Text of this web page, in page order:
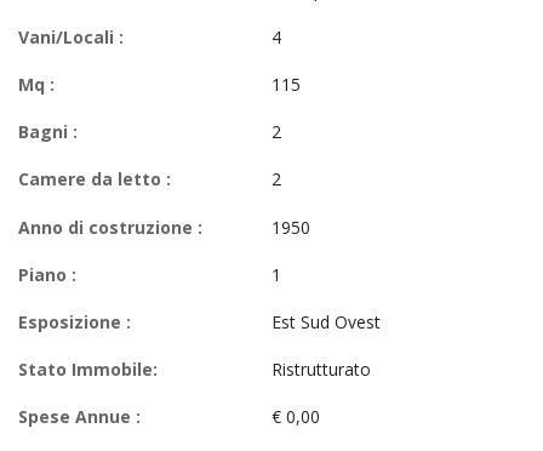
Vani/Locali : 4
Mq : 115
Bagni : 2
Camere da letto : 2
Anno di costruzione : 1950
Piano : 1
Esposizione : Est Sud Ovest
Stato Immobile: Ristrutturato
Spese Annue : € 0,00